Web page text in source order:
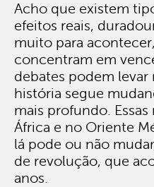
Acho que existem
efeitos reais,
muito para
concentram em
debates podem
história segue
mais profundo.
África e no Oriente
lá pode ou não
de revolução, que
anos.